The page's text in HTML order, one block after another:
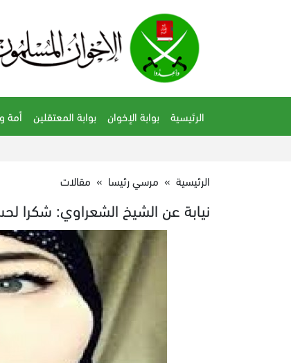
الرئيسية بوابة الإخوان بوابة المعتقلين أمة
الرئيسية » مرسي رئيسا » مقالات
نيابة عن الشيخ الشعراوي: شكرا